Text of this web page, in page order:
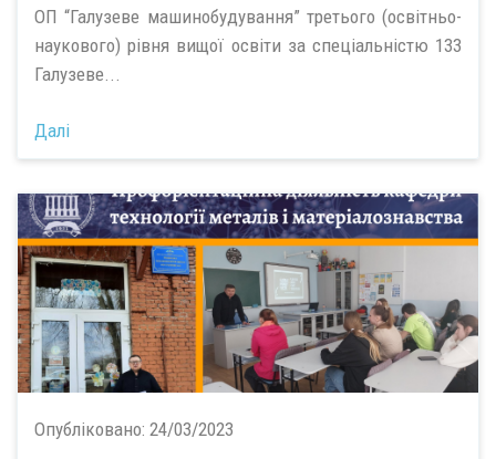
ОП “Галузеве машинобудування” третього (освітньо-
наукового) рівня вищої освіти за спеціальністю 133
Галузеве...
Далі
Опубліковано: 24/03/2023